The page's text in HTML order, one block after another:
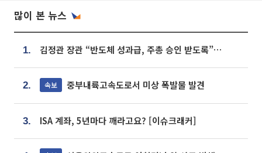
많이 본 뉴스
1. 김정관 장관 “반도체 성과급, 주총 승인 받도록”…상법·자본시장법 개정 시사
2. 속보 중부내륙고속도로서 미상 폭발물 발견
3. ISA 계좌, 5년마다 깨라고요? [이슈크래커]